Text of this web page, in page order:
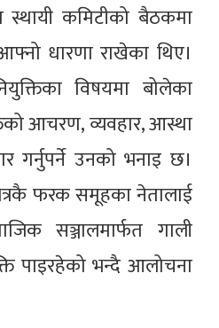
कमिटीको बैठकमा
धारणा राखेका थिए।
विषयमा बोलेका
आचरण, व्यवहार, आस्था
गर्नुपर्ने उनको भनाइ छ।
फरक समूहका नेतालाई
सञ्जालमार्फत गाली
पाइरहेको भन्दै आलोचना